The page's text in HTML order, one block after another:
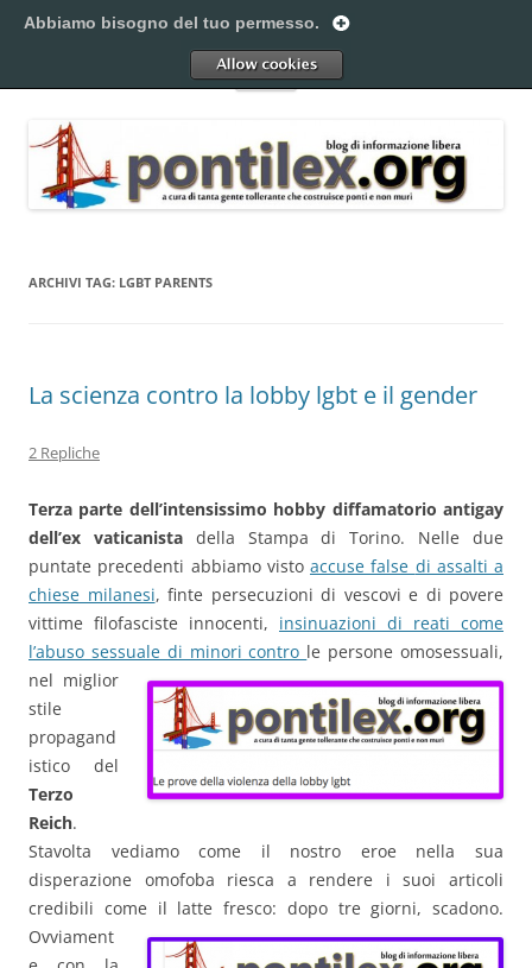
al
Pontilex
Menu
ARCHIVI TAG: LGBT PARENTS
La scienza contro la lobby lgbt e il gender
2 Repliche
Terza parte dell’intensissimo hobby diffamatorio antigay
dell’ex vaticanista della Stampa di Torino. Nelle due
puntate precedenti abbiamo visto accuse false di assalti a
chiese milanesi, finte persecuzioni di vescovi e di povere
vittime filofasciste innocenti, insinuazioni di reati come
l’abuso sessuale di minori contro le persone omosessuali,
nel miglior
stile
propagand
istico del
Terzo
Reich.
Stavolta vediamo come il nostro eroe nella sua
disperazione omofoba riesca a rendere i suoi articoli
credibili come il latte fresco: dopo tre giorni, scadono.
Ovviament
Abbiamo bisogno del tuo permesso.